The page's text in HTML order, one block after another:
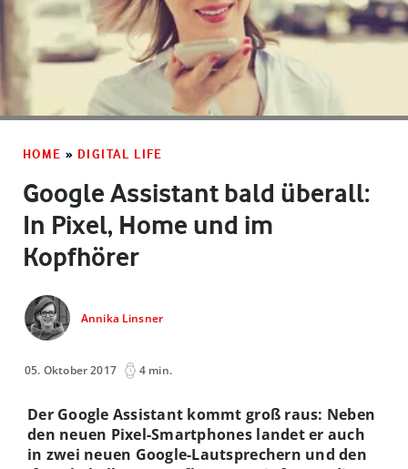
HOME » DIGITAL LIFE
Google Assistant bald überall:
In Pixel, Home und im
Kopfhörer
Annika Linsner
05. Oktober 2017 4 min.
Der Google Assistant kommt groß raus: Neben
den neuen Pixel-Smartphones landet er auch
in zwei neuen Google-Lautsprechern und den